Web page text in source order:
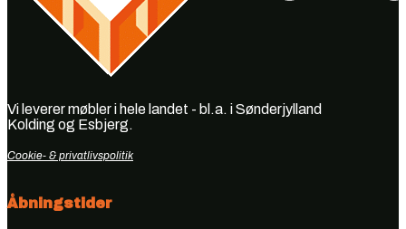
Vi leverer møbler i hele landet - bl.a. i Sønderjylland
Kolding og Esbjerg.
Cookie- & privatlivspolitik
Åbningstider